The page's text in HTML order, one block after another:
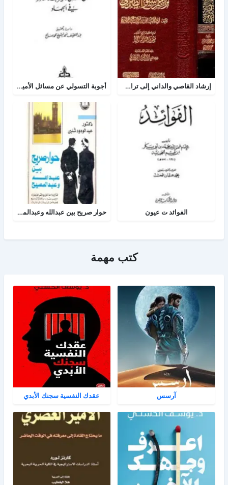
إرشاد القاصي والداني إلى تراجم شيوخ الطبراني أجوبة التسولي عن مسائل الأمير عبد القادر في الجهاد
الفوائد ت عيون حوار صريح بين عبدالله وعبدالمسيح
كتب مهمة
آرسس عقدك النفسية سجنك الأبدي